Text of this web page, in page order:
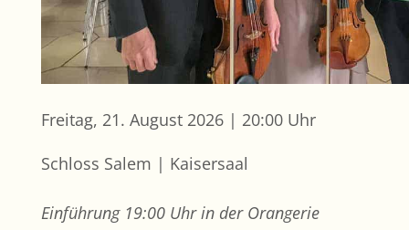
Freitag, 21. August 2026 | 20:00 Uhr
Schloss Salem | Kaisersaal
Einführung 19:00 Uhr in der Orangerie